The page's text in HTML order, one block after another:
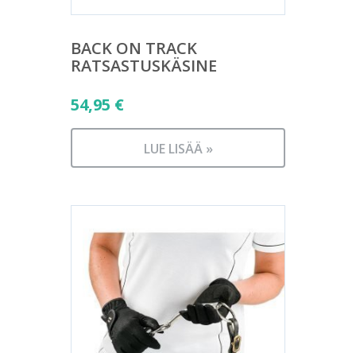
BACK ON TRACK
RATSASTUSKÄSINE
54,95 €
LUE LISÄÄ »